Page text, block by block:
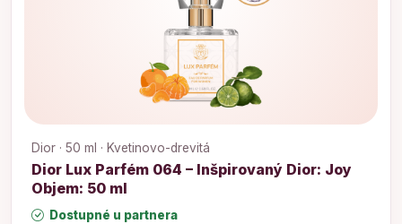
Dior · 50 ml · Kvetinovo-drevitá
Dior Lux Parfém 064 – Inšpirovaný Dior: Joy
Objem: 50 ml
Dostupné u partnera